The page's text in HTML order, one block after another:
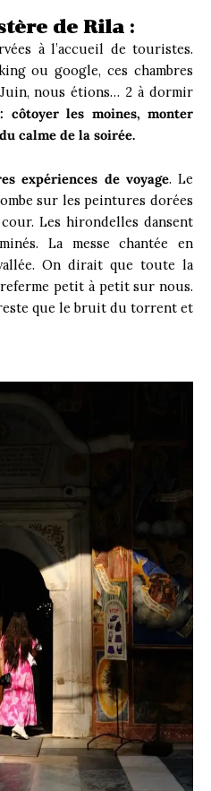
de Rila :
à l’accueil de touristes.
ou google, ces chambres
nous étions… 2 à dormir
: côtoyer les moines, monter
calme de la soirée.
expériences de voyage. Le
sur les peintures dorées
Les hirondelles dansent
La messe chantée en
On dirait que toute la
petit à petit sur nous.
que le bruit du torrent et